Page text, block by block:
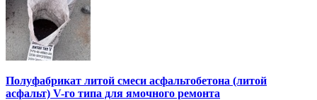
Полуфабрикат литой смеси асфальтобетона (литой
асфальт) V-го типа для ямочного ремонта